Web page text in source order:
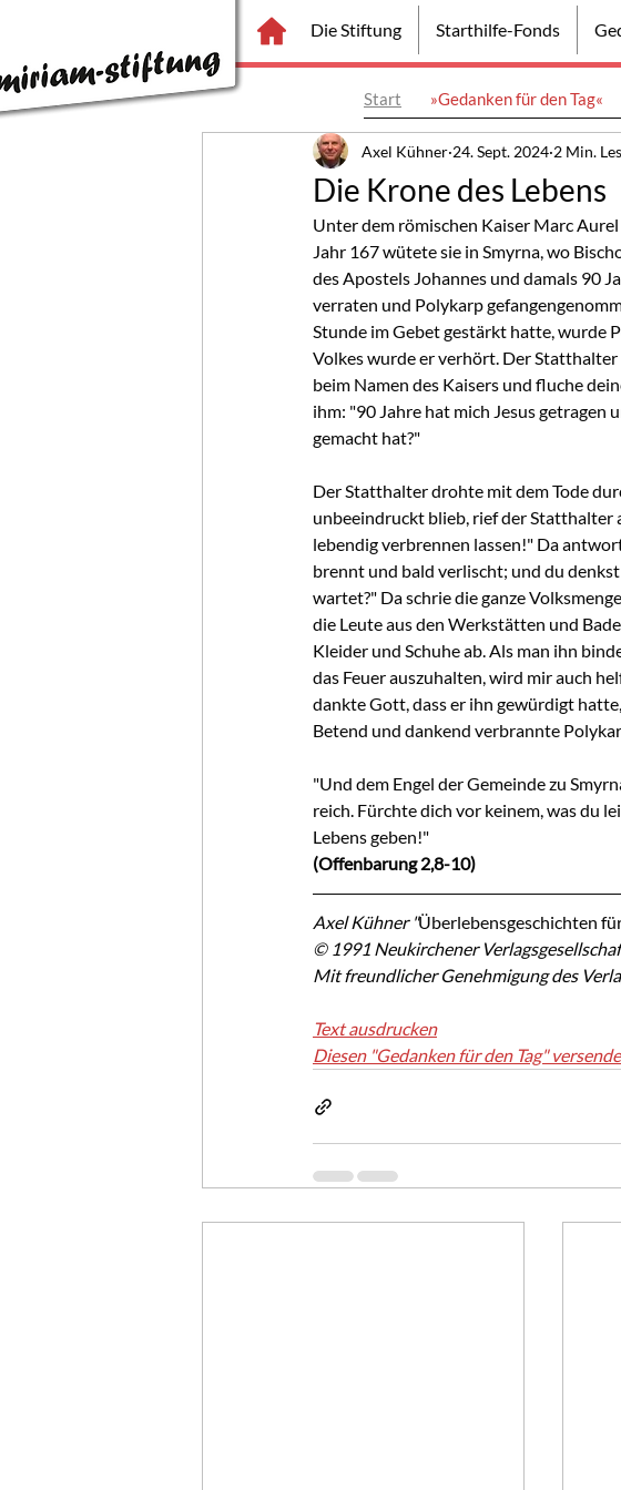
Die Stiftung Starthilfe-Fonds
Start »Gedanken für den Tag«
Die Krone des Lebens
Axel Kühner 24. Sept. 2024 2 Min.
Unter dem römischen Kaiser Marc
Jahr 167 wütete sie in Smyrna, wo
des Apostels Johannes und damals 90
verraten und Polykarp
Stunde im Gebet gestärkt hatte, wurde
Volkes wurde er verhört. Der
beim Namen des Kaisers und fluche
ihm: "90 Jahre hat mich Jesus getragen
gemacht hat?"
Der Statthalter drohte mit dem Tode
unbeeindruckt blieb, rief der Statthalter
lebendig verbrennen lassen!" Da
brennt und bald verlischt; und du
wartet?" Da schrie die ganze
die Leute aus den Werkstätten und
Kleider und Schuhe ab. Als man ihn
das Feuer auszuhalten, wird mir auch
dankte Gott, dass er ihn gewürdigt
Betend und dankend verbrannte
"Und dem Engel der Gemeinde zu
reich. Fürchte dich vor keinem, was du
Lebens geben!"
(Offenbarung 2,8-10)
Axel Kühner "Überlebensgeschichten
© 1991 Neukirchener
Mit freundlicher Genehmigung des
Text ausdrucken
Diesen "Gedanken für den Tag"